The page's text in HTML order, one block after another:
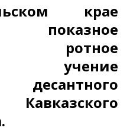
крае
показное
ротное
учение
десантного